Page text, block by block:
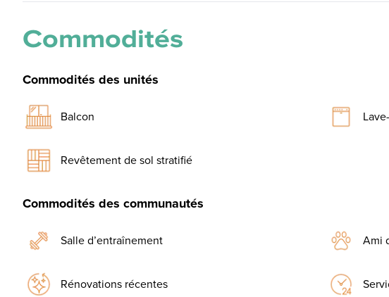
Commodités
Commodités des unités
Balcon
Revêtement de sol stratifié
Commodités des communautés
Salle d’entraînement Ami
Rénovations récentes